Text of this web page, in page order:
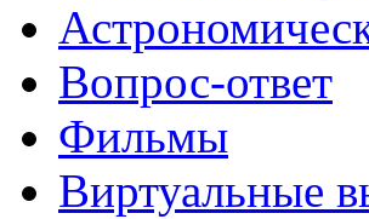
Вопрос-ответ
Фильмы
Виртуальные